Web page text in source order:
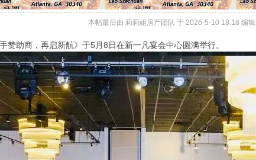
本帖最后由 莉莉姐房产团队 于 2026-5-10 18:18 编辑
赞助商，再启新航》于5月8日在新一凡宴会中心圆满举行。